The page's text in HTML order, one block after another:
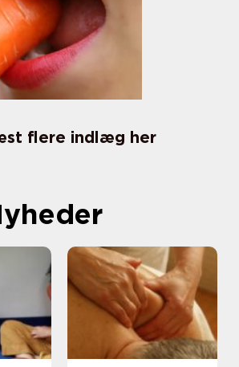
flere indlæg her